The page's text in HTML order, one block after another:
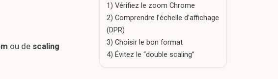
ou de scaling
1) Vérifiez le zoom Chrome
2) Comprendre l’échelle d’affichage
(DPR)
3) Choisir le bon format
4) Évitez le “double scaling”